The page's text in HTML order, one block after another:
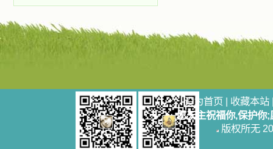
设为首页 | 收藏本站
愿天主祝福你,保护你
版权所无